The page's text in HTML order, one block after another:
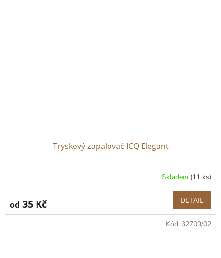
Tryskový zapalovač ICQ Elegant
Skladem (11 ks)
od 35 Kč DETAIL
Kód: 32709/02